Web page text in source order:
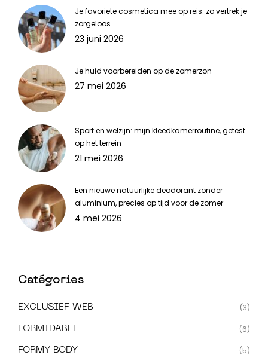
Je favoriete cosmetica mee op reis: zo vertrek je
zorgeloos
23 juni 2026
Je huid voorbereiden op de zomerzon
27 mei 2026
Sport en welzijn: mijn kleedkamerroutine, getest
op het terrein
21 mei 2026
Een nieuwe natuurlijke deodorant zonder
aluminium, precies op tijd voor de zomer
4 mei 2026
Catégories
EXCLUSIEF WEB (3)
FORMIDABEL (6)
FORMY BODY (5)